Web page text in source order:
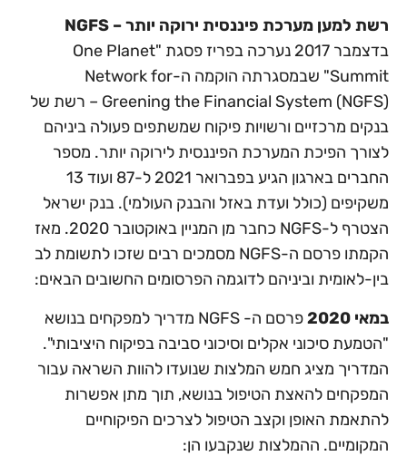
רשת למען מערכת פיננסית ירוקה יותר – NGFS
בדצמבר 2017 נערכה בפריז פסגת "One Planet
Summit" שבמסגרתה הוקמה ה-Network for
Greening the Financial System (NGFS) – רשת של
בנקים מרכזיים ורשויות פיקוח שמשתפים פעולה ביניהם
לצורך הפיכת המערכת הפיננסית לירוקה יותר. מספר
החברים בארגון הגיע בפברואר 2021 ל-87 ועוד 13
משקיפים (כולל ועדת באזל והבנק העולמי). בנק ישראל
הצטרף ל-NGFS כחבר מן המניין באוקטובר 2020. מאז
הקמתו פרסם ה-NGFS מסמכים רבים שזכו לתשומת לב
בין-לאומית וביניהם לדוגמה הפרסומים החשובים הבאים:
במאי 2020
פרסם ה- NGFS מדריך למפקחים בנושא
"הטמעת סיכוני אקלים וסיכוני סביבה בפיקוח היציבותי".
המדריך מציג חמש המלצות שנועדו להוות השראה עבור
המפקחים להאצת הטיפול בנושא, תוך מתן אפשרות
להתאמת האופן וקצב הטיפול לצרכים הפיקוחיים
המקומיים. ההמלצות שנקבעו הן: